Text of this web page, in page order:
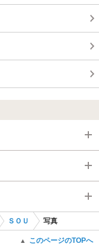
ＳＯＵ 写真
▲ このページのTOPへ